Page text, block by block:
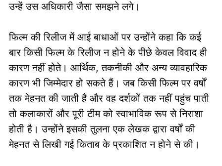
उन्हें उस अधिकारी जैसा समझने लगे।
फिल्म की रिलीज में आई बाधाओं पर उन्होंने कहा कि कई
बार किसी फिल्म के रिलीज न होने के पीछे केवल विवाद ही
कारण नहीं होते। आर्थिक, तकनीकी और अन्य व्यावहारिक
कारण भी जिम्मेदार हो सकते हैं। जब किसी फिल्म पर वर्षों
तक मेहनत की जाती है और वह दर्शकों तक नहीं पहुंच पाती
तो कलाकारों और पूरी टीम को स्वाभाविक रूप से निराशा
होती है। उन्होंने इसकी तुलना एक लेखक द्वारा वर्षों की
मेहनत से लिखी गई किताब के प्रकाशित न होने से की।